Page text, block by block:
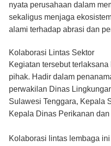
nyata perusahaan dalam
sekaligus menjaga
alami terhadap abrasi dan
Kolaborasi Lintas Sektor
Kegiatan tersebut
pihak. Hadir dalam
perwakilan Dinas
Sulawesi Tenggara, Kepala
Kepala Dinas Perikanan
Kolaborasi lintas lembaga